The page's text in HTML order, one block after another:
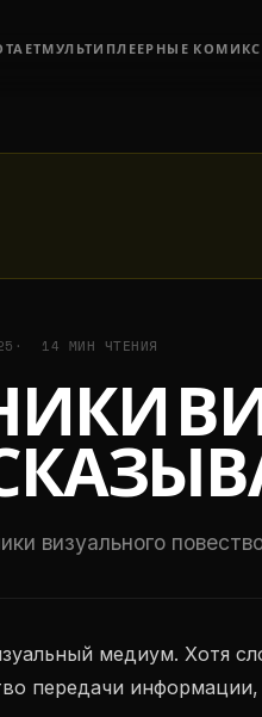
МУЛЬТИПЛЕЕРНЫЕ
14 МИН ЧТЕНИЯ
визуального
медиум. Хотя
передачи